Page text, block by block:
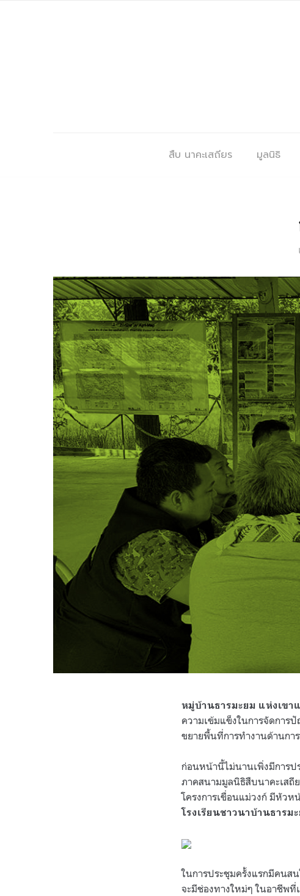
สืบ นาคะเสถียร มูลนิธิ
หมู่บ้านธารมะยม แห่งเขา
ความเข้มแข็งในการจัดการ
ขยายพื้นที่การทำงานด้านกา
ก่อนหน้านี้ไม่นานเพิ่งมีการป
ภาคสนามมูลนิธิสืบนาคะเส
โครงการเขื่อนแม่วงก์ มีหัว
โรงเรียนชาวนาบ้านธารม
ในการประชุมครั้งแรกมีคนส
จะมีช่องทางใหม่ๆ ในอาชีพที่